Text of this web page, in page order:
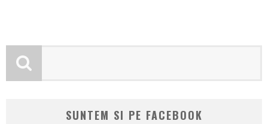
SUNTEM SI PE FACEBOOK